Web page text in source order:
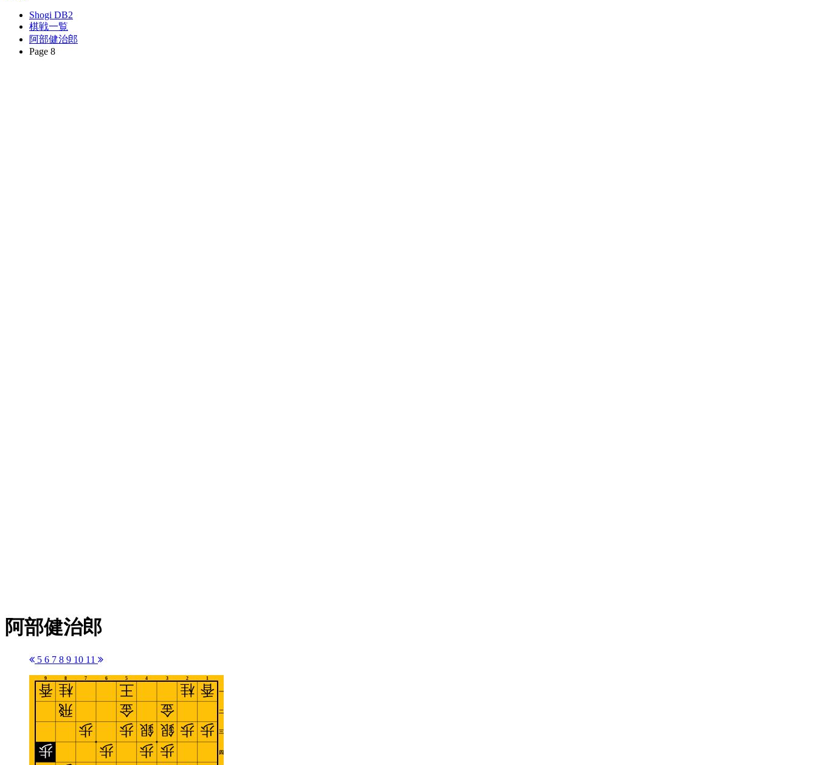
Shogi DB2
棋戦一覧
阿部健治郎
Page 8
阿部健治郎
5 6 7 8 9 10 11